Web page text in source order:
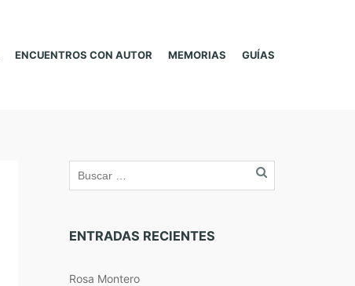
ENCUENTROS CON AUTOR MEMORIAS GUÍAS
ENTRADAS RECIENTES
Rosa Montero